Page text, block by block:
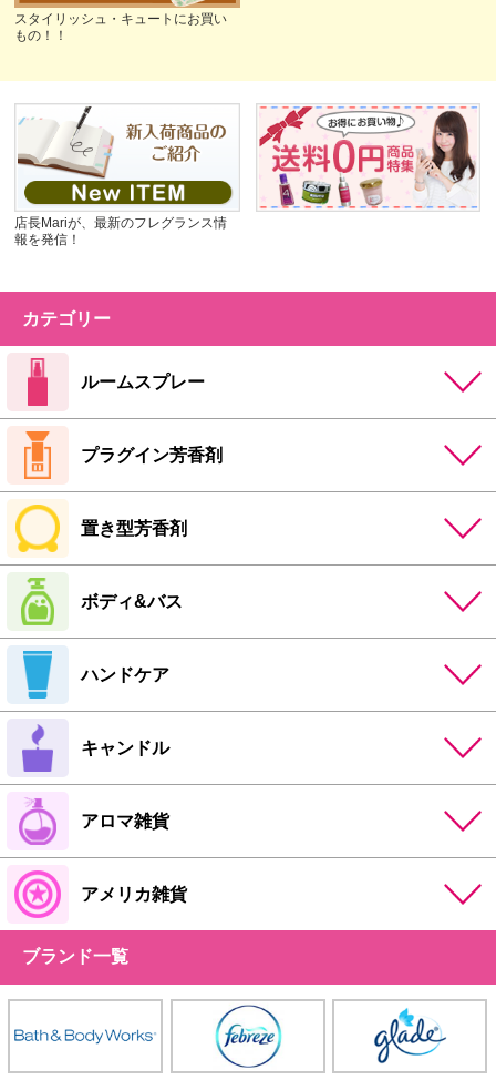
スタイリッシュ・キュートにお買い
もの！！
店長Mariが、最新のフレグランス情
報を発信！
カテゴリー
ルームスプレー
プラグイン芳香剤
置き型芳香剤
ボディ&バス
ハンドケア
キャンドル
アロマ雑貨
アメリカ雑貨
ブランド一覧